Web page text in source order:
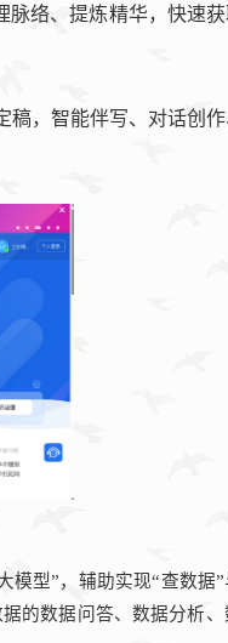
络、提炼精华，快速
，智能伴写、对话创
型”，辅助实现“查数据
的数据问答、数据分析